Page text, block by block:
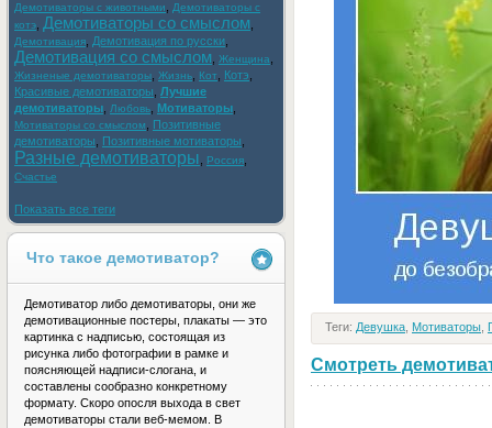
Теги: Девушка Мотиваторы
Смотреть
Демотиваторы с животными
Демотиваторы с
котэ
Демотиваторы со смыслом
Демотивация Демотивация по русски
Демотивация со смыслом Женщина
Жизненые демотиваторы Жизнь Кот Котэ
Красивые демотиваторы Лучшие
демотиваторы
Любовь Мотиваторы
Мотиваторы со смыслом
Позитивные
демотиваторы
Позитивные мотиваторы
Разные демотиваторы Россия
Счастье
Показать все теги
Что такое демотиватор?
Демотиватор либо демотиваторы, они же
демотивационные постеры, плакаты — это
картинка с надписью, состоящая из
рисунка либо фотографии в рамке и
поясняющей надписи-слогана, и
составлены сообразно конкретному
формату. Скоро опосля выхода в свет
демотиваторы стали веб-мемом. В